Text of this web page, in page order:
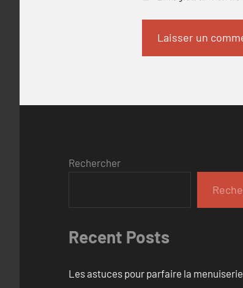
Rechercher
Recent Posts
Les astuces pour parfaire la